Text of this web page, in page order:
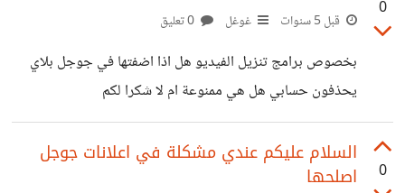
0
قبل 5 سنوات غوغل
بخصوص برامج تنزيل الفيديو هل اذا اضفتها في جوجل بلاي
يحذفون حسابي هل هي ممنوعة ام لا شكرا لكم
0
السلام عليكم عندي مشكلة في اعلانات جوجل
اصلحها